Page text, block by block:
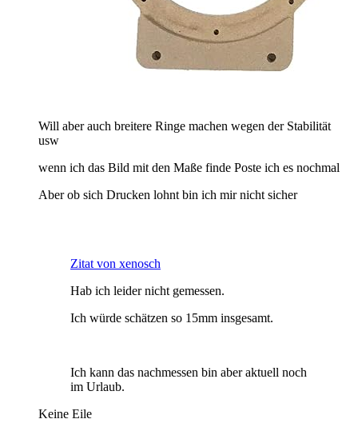
Will aber auch breitere Ringe machen wegen der Stabilität
usw
wenn ich das Bild mit den Maße finde Poste ich es nochmal
Aber ob sich Drucken lohnt bin ich mir nicht sicher
Zitat von xenosch
Hab ich leider nicht gemessen.
Ich würde schätzen so 15mm insgesamt.
Ich kann das nachmessen bin aber aktuell noch
im Urlaub.
Keine Eile